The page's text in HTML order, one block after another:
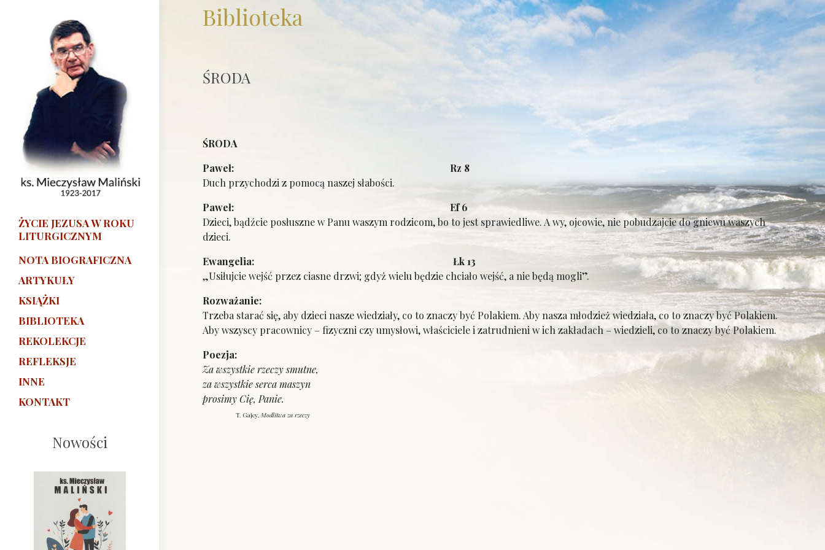
ŻYCIE JEZUSA W ROKU
LITURGICZNYM
NOTA BIOGRAFICZNA
ARTYKUŁY
KSIĄŻKI
BIBLIOTEKA
REKOLEKCJE
REFLEKSJE
INNE
KONTAKT
Nowości
Biblioteka
ŚRODA
ŚRODA
Paweł: Rz 8
Duch przychodzi z pomocą naszej słabości.
Paweł: Ef 6
Dzieci, bądźcie posłuszne w Panu waszym rodzicom, bo to jest sprawiedliwe. A wy, ojcowie, nie pobudzajcie do gniewu waszych
dzieci.
Ewangelia: Łk 13
„Usiłujcie wejść przez ciasne drzwi; gdyż wielu będzie chciało wejść, a nie będą mogli”.
Rozważanie:
Trzeba starać się, aby dzieci nasze wiedziały, co to znaczy być Polakiem. Aby nasza młodzież wiedziała, co to znaczy być Polakiem.
Aby wszyscy pracownicy – fizyczni czy umysłowi, właściciele i zatrudnieni w ich zakładach – wiedzieli, co to znaczy być Polakiem.
Poezja:
Za wszystkie rzeczy smutne,
za wszystkie serca maszyn
prosimy Cię, Panie.
T. Gajcy, Modlitwa za rzeczy